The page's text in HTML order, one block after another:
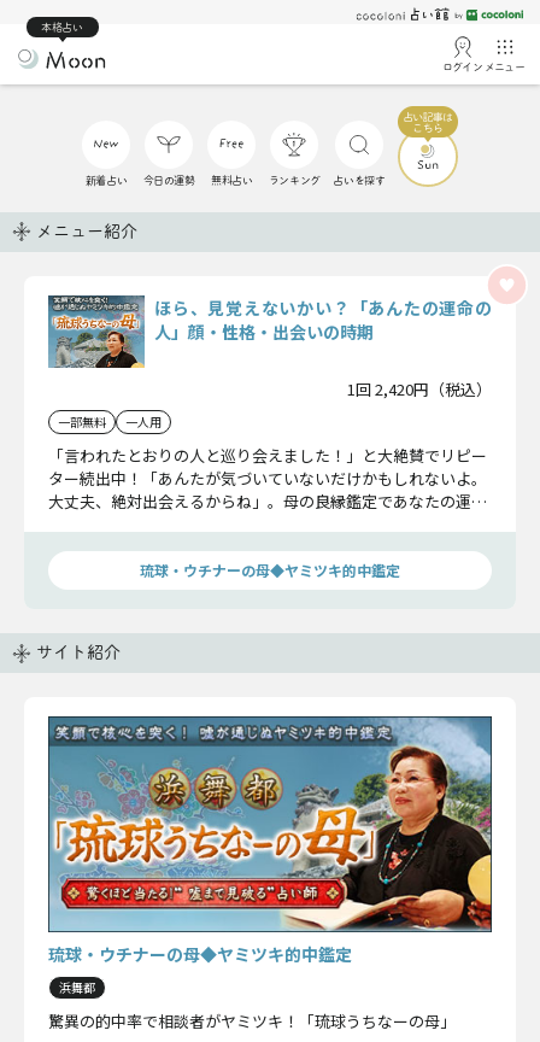
本格占い
ログイン メニュー
新着占い 今日の運勢 無料占い ランキング 占いを探す
メニュー紹介
ほら、見覚えないかい？「あんたの運命の
人」顔・性格・出会いの時期
1回 2,420円（税込）
一部無料 一人用
「言われたとおりの人と巡り会えました！」と大絶賛でリピー
ター続出中！「あんたが気づいていないだけかもしれないよ。
大丈夫、絶対出会えるからね」。母の良縁鑑定であなたの運命
琉球・ウチナーの母◆ヤミツキ的中鑑定
サイト紹介
琉球・ウチナーの母◆ヤミツキ的中鑑定
浜舞都
驚異の的中率で相談者がヤミツキ！「琉球うちなーの母」